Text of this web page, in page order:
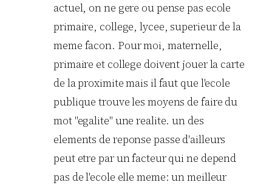
actuel, on ne gere ou pense pas ecole
primaire, college, lycee, superieur de la
meme facon. Pour moi, maternelle,
primaire et college doivent jouer la carte
de la proximite mais il faut que l'ecole
publique trouve les moyens de faire du
mot "egalite" une realite. un des
elements de reponse passe d'ailleurs
peut etre par un facteur qui ne depend
pas de l'ecole elle meme: un meilleur